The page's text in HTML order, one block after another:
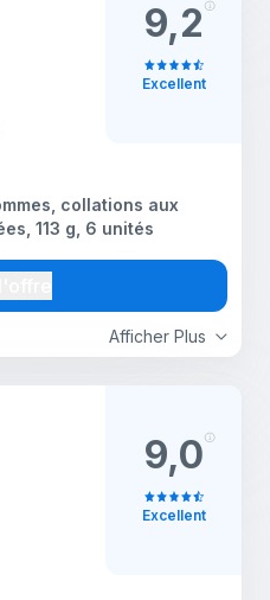
Afficher Plus
collations aux
113 g, 6 unités
9,2
Excellent
9,0
Excellent